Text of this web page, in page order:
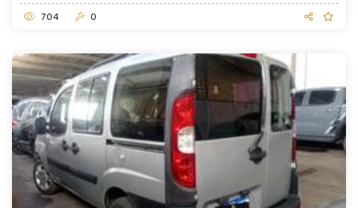
704 0